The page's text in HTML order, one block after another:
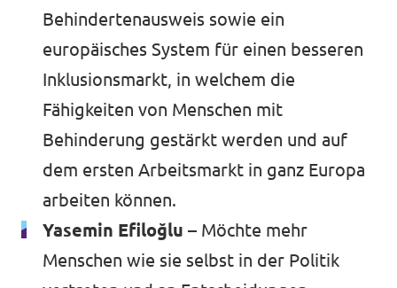
Behindertenausweis sowie ein
europäisches System für einen besseren
Inklusionsmarkt, in welchem die
Fähigkeiten von Menschen mit
Behinderung gestärkt werden und auf
dem ersten Arbeitsmarkt in ganz Europa
arbeiten können.
Yasemin Efiloğlu – Möchte mehr
Menschen wie sie selbst in der Politik